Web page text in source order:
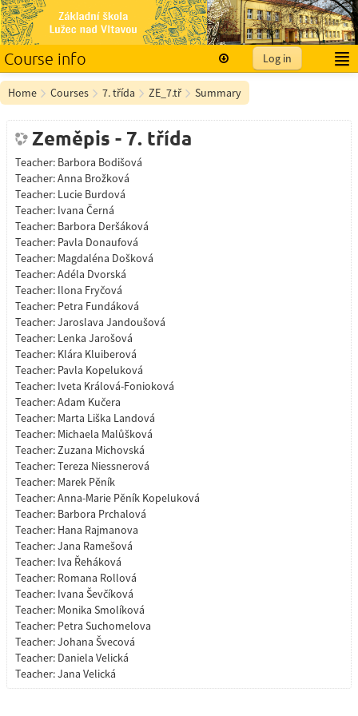
Course info
Log in
English ‎(en)‎
Home Courses 7. třída ZE_7.tř Summary
Zeměpis - 7. třída
Teacher: Barbora Bodišová
Teacher:Anna Brožková
Teacher: Lucie Burdová
Teacher: Ivana Černá
Teacher: Barbora Deršáková
Teacher: Pavla Donaufová
Teacher: Magdaléna Došková
Teacher:Adéla Dvorská
Teacher: Ilona Fryčová
Teacher: Petra Fundáková
Teacher:Jaroslava Jandoušová
Teacher: Lenka Jarošová
Teacher: Klára Kluiberová
Teacher: Pavla Kopeluková
Teacher: Iveta Králová-Fonioková
Teacher:Adam Kučera
Teacher: Marta Liška Landová
Teacher: Michaela Malůšková
Teacher:Zuzana Michovská
Teacher:Tereza Niessnerová
Teacher: Marek Pěník
Teacher:Anna-Marie Pěník Kopeluková
Teacher: Barbora Prchalová
Teacher: Hana Rajmanova
Teacher:Jana Ramešová
Teacher: Iva Řeháková
Teacher: Romana Rollová
Teacher: Ivana Ševčíková
Teacher: Monika Smolíková
Teacher: Petra Suchomelova
Teacher:Johana Švecová
Teacher: Daniela Velická
Teacher:Jana Velická